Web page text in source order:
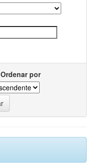
Ordenar por